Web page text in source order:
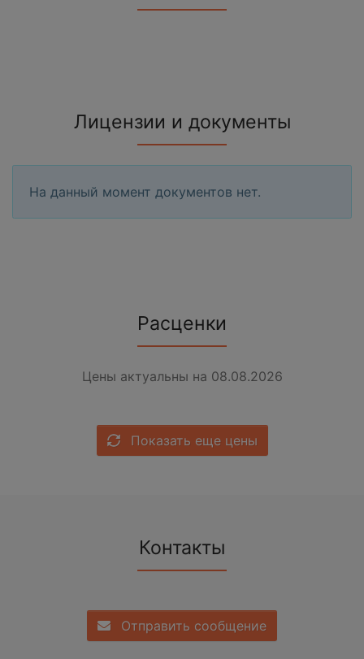
Лицензии и документы
На данный момент документов нет.
Расценки
Цены актуальны на 08.08.2026
Показать еще цены
Контакты
Отправить сообщение